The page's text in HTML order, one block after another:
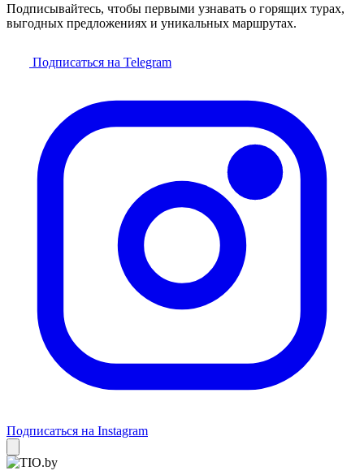
Подписывайтесь, чтобы первыми узнавать о горящих турах,
выгодных предложениях и уникальных маршрутах.
Подписаться на Telegram
Подписаться на Instagram